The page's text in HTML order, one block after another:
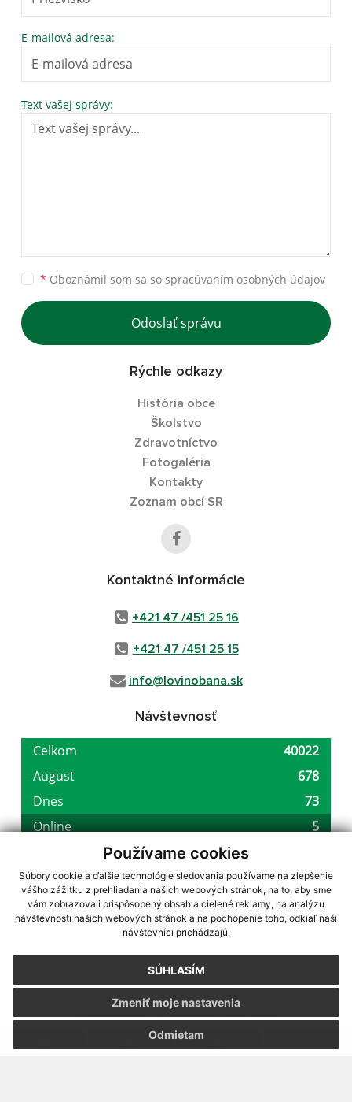
Používame cookies
Súbory cookie a ďalšie technológie sledovania používame na zlepšenie
vášho zážitku z prehliadania našich webových stránok, na to, aby sme
vám zobrazovali prispôsobený obsah a cielené reklamy, na analýzu
návštevnosti našich webových stránok a na pochopenie toho, odkiaľ naši
návštevníci prichádzajú.
SÚHLASÍM
Odmietam
Zmeniť moje nastavenia
E-mailová adresa:
Text vašej správy:
* Oboznámil som sa so spracúvaním osobných údajov
Odoslať správu
Rýchle odkazy
História obce
Školstvo
Zdravotníctvo
Fotogaléria
Kontakty
Zoznam obcí SR
Kontaktné informácie
+421 47 /451 25 16
+421 47 /451 25 15
info@lovinobana.sk
Návštevnosť
využite možnosť získavania aktuálnych informácií s využitím RSS
CMS systém (redakčný) systém ECHELON 2,Mapa stránok,web portál
webex.digital, s.r.o.,domény,registrácia domény
Posledná aktualizácia:05.08.2026
Vytlačiť stránku|Vyhlásenie o prístupnosti